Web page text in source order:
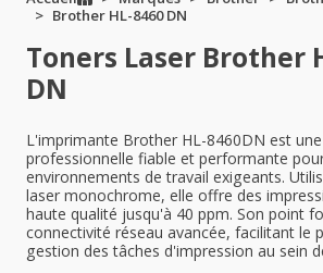
Brother HL-8460 DN
Toners Laser Brother
DN
L'imprimante Brother HL-8460DN est
professionnelle fiable et performante
environnements de travail exigeants.
laser monochrome, elle offre des
haute qualité jusqu'à 40 ppm. Son point
connectivité réseau avancée, facilitant le
gestion des tâches d'impression au sein